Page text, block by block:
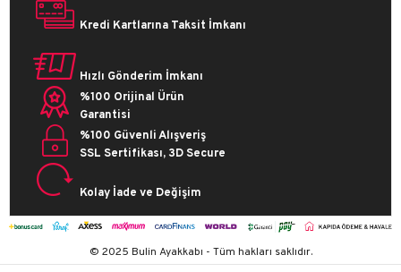
Kredi Kartlarına Taksit İmkanı
Hızlı Gönderim İmkanı
%100 Orijinal Ürün
Garantisi
%100 Güvenli Alışveriş
SSL Sertifikası, 3D Secure
Kolay İade ve Değişim
© 2025 Bulin Ayakkabı - Tüm hakları saklıdır.